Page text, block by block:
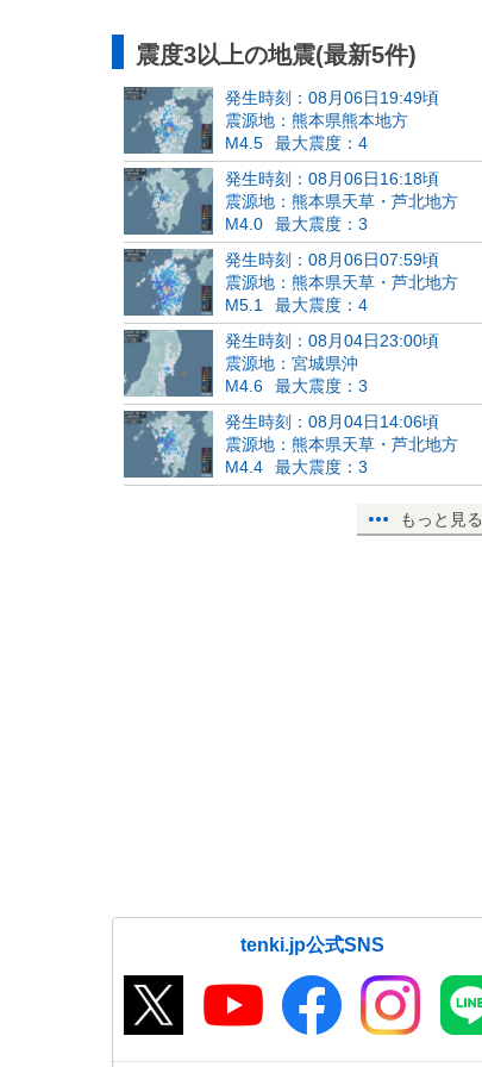
震度3以上の地震(最新5件)
発生時刻：08月06日19:49頃
震源地：熊本県熊本地方
M4.5
最大震度：4
発生時刻：08月06日16:18頃
震源地：熊本県天草・芦北地方
M4.0
最大震度：3
発生時刻：08月06日07:59頃
震源地：熊本県天草・芦北地方
M5.1
最大震度：4
発生時刻：08月04日23:00頃
震源地：宮城県沖
M4.6
最大震度：3
発生時刻：08月04日14:06頃
震源地：熊本県天草・芦北地方
M4.4
最大震度：3
もっと見る
tenki.jp公式SNS